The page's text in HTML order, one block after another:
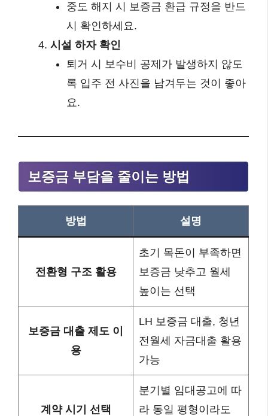
중도 해지 시 보증금 환급 규정을 반드
시 확인하세요.
시설 하자 확인
퇴거 시 보수비 공제가 발생하지 않도
록 입주 전 사진을 남겨두는 것이 좋아
요.
보증금 부담을 줄이는 방법
방법 설명
전환형 구조 활용
초기 목돈이 부족하면
보증금 낮추고 월세
높이는 선택
보증금 대출 제도 이
용
LH 보증금 대출, 청년
전월세 자금대출 활용
가능
계약 시기 선택
분기별 임대공고에 따
라 동일 평형이라도